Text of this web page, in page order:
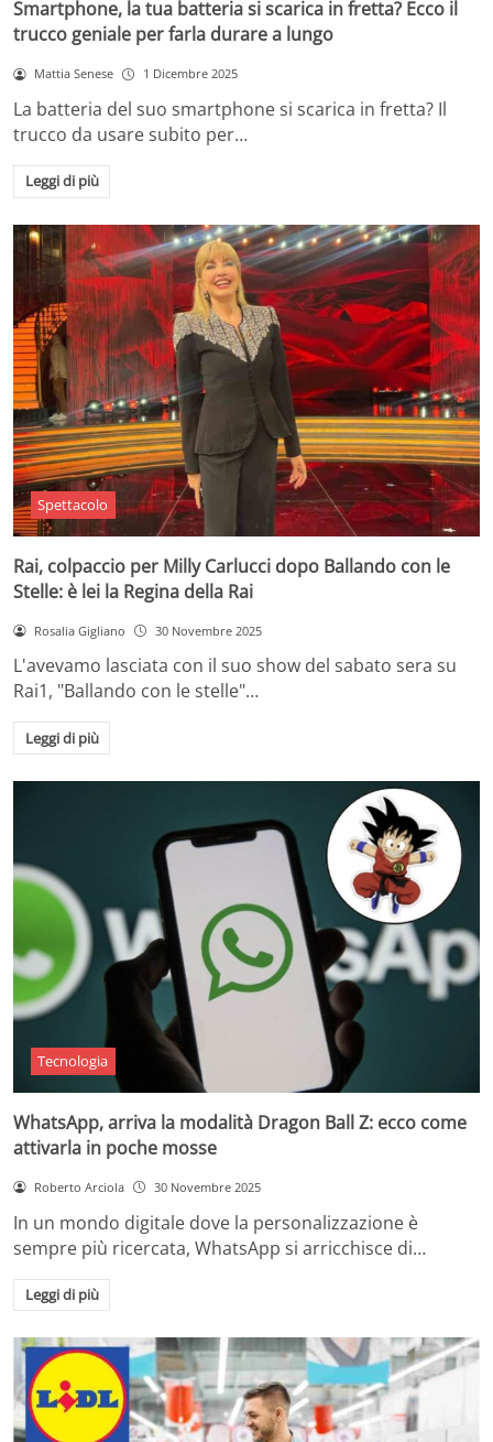
Smartphone, la tua batteria si scarica in fretta? Ecco il
trucco geniale per farla durare a lungo
Mattia Senese 1 Dicembre 2025
La batteria del suo smartphone si scarica in fretta? Il
trucco da usare subito per…
Leggi di più
Spettacolo
Rai, colpaccio per Milly Carlucci dopo Ballando con le
Stelle: è lei la Regina della Rai
Rosalia Gigliano 30 Novembre 2025
L'avevamo lasciata con il suo show del sabato sera su
Rai1, "Ballando con le stelle"…
Leggi di più
Tecnologia
WhatsApp, arriva la modalità Dragon Ball Z: ecco come
attivarla in poche mosse
Roberto Arciola 30 Novembre 2025
In un mondo digitale dove la personalizzazione è
sempre più ricercata, WhatsApp si arricchisce di…
Leggi di più